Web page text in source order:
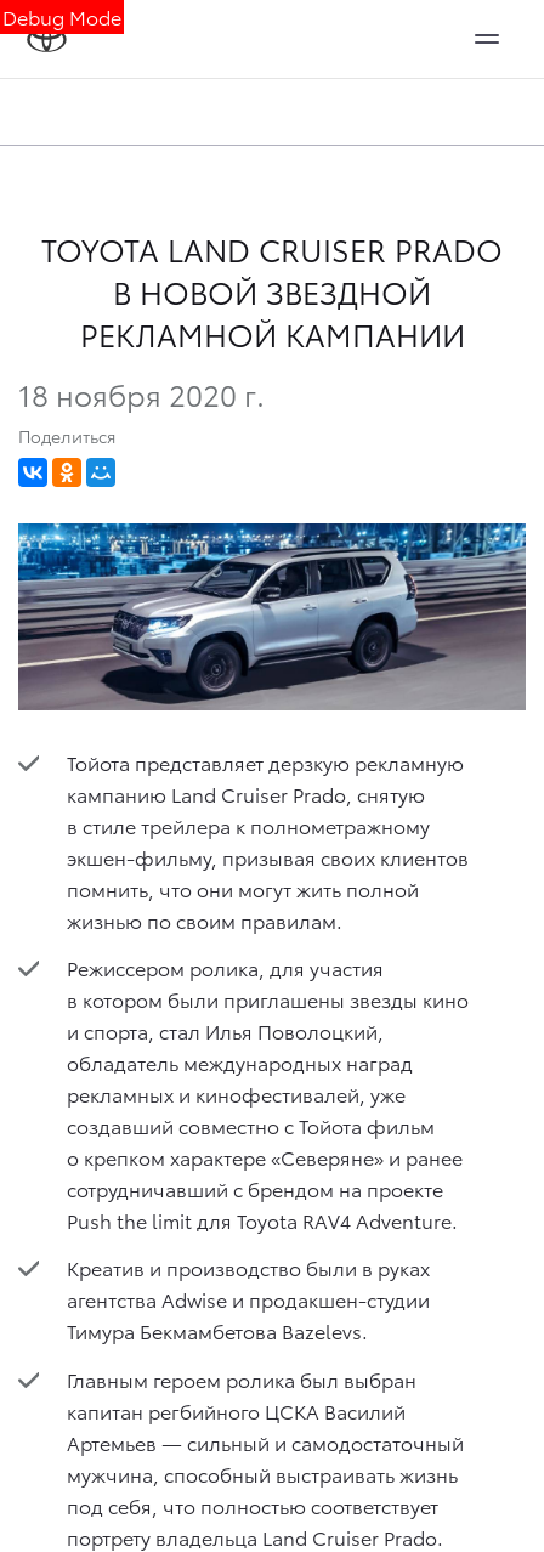
Debug Mode
TOYOTA LAND CRUISER PRADO
В НОВОЙ ЗВЕЗДНОЙ
РЕКЛАМНОЙ КАМПАНИИ
18 ноября 2020 г.
Поделиться
Тойота представляет дерзкую рекламную
кампанию Land Cruiser Prado, снятую
в стиле трейлера к полнометражному
экшен-фильму, призывая своих клиентов
помнить, что они могут жить полной
жизнью по своим правилам.
Режиссером ролика, для участия
в котором были приглашены звезды кино
и спорта, стал Илья Поволоцкий,
обладатель международных наград
рекламных и кинофестивалей, уже
создавший совместно с Тойота фильм
о крепком характере «Северяне» и ранее
сотрудничавший с брендом на проекте
Push the limit для Toyota RAV4 Adventure.
Креатив и производство были в руках
агентства Adwise и продакшен-студии
Тимура Бекмамбетова Bazelevs.
Главным героем ролика был выбран
капитан регбийного ЦСКА Василий
Артемьев — сильный и самодостаточный
мужчина, способный выстраивать жизнь
под себя, что полностью соответствует
портрету владельца Land Cruiser Prado.